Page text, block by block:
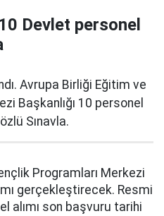
Devlet personel
Avrupa Birliği Eğitim ve
Başkanlığı 10 personel
Sınavla.
Programları Merkezi
gerçekleştirecek. Resmi
alımı son başvuru tarihi